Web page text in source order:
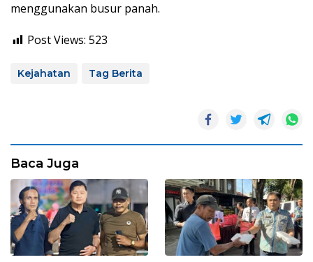
menggunakan busur panah.
Post Views: 523
Kejahatan Tag Berita
Baca Juga